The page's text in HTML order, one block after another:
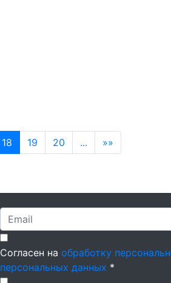
18 19 20 ... »»
Согласен на обработку
персональных данных *